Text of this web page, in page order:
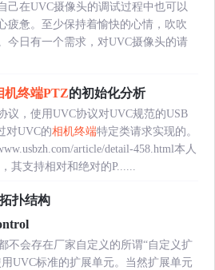
己在UVC摄像头的调试过程中也可以
疲惫。至少保持着愉快的心情，吹吹
今日有一个需求，对UVC摄像头的请
机终端PTZ的初始化分析
议，使用UVC协议对UVC规范的USB
对UVC的相机终端特定类请求实现的。
article/detail-458.html本人
其支持相对和绝对的P......
扑结构
不会存在厂家自定义的所谓“自定义扩
UVC标准的扩展单元。当然扩展单元